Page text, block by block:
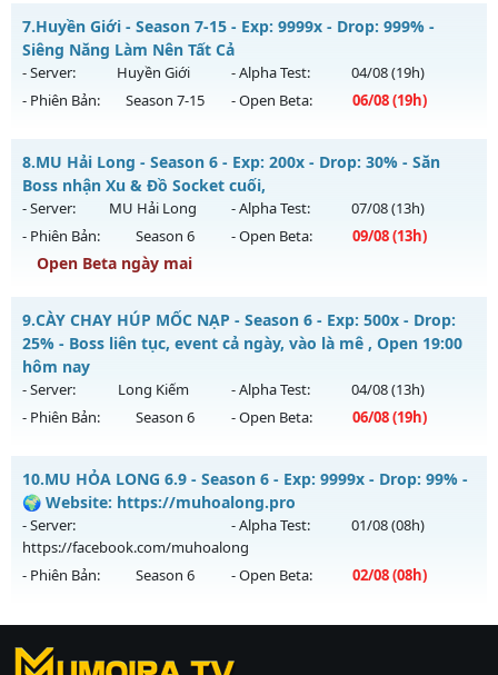
Thể loại: Mu Custom thêm đồ mới
Antihack: SPK
Mu Ss6.18Full Custom - Mu Dễ Chơi, Dễ Cày Quốc, Miễn Phí
Mu mới ra tháng 08 2026 - Mở máy chủ
ngày 06/08/2626
Exp: 9999x - Drop: 90%
Thể loại: Mu Custom thêm đồ mới
Antihack: Gold dragon
7.Huyền Giới - Season 7-15 - Exp: 9999x - Drop: 999% -
Siêng Năng Làm Nên Tất Cả
- Server: Huyền Giới - Alpha Test: 04/08(19h)
- Phiên Bản:
Season 7-15 - Open Beta: 06/08(19h)
Huyền Giới - Siêng Năng Làm Nên Tất Cả
Mu mới ra tháng 08 2026 - Mở máy chủ
ngày 06/08/2626
Exp: 9999x - Drop: 999%
Kiểu reset: Reset In Game
Thể loại: Mu Custom thêm đồ mới
Antihack: Anti
8.MU Hải Long - Season 6 - Exp: 200x - Drop: 30% - Săn
Boss nhận Xu & Đồ Socket cuối,
- Server: MU Hải Long - Alpha Test: 07/08(13h)
- Phiên Bản:
Season 6 - Open Beta: 09/08(13h)
Open Beta ngày mai
MU Hải Long - Săn Boss nhận Xu & Đồ Socket cuối,
Mu mới ra tháng 08 2026 - Mở máy chủMU Hải Long vào
13h ngày 09/08/2626
Exp: 200x - Drop: 30%
Thể loại: Mu Nguyên bản Webzen
Antihack: VietGuard
9.CÀY CHAY HÚP MỐC NẠP - Season 6 - Exp: 500x - Drop:
25% - Boss liên tục, event cả ngày, vào là mê , Open 19:00
hôm nay
- Server: Long Kiếm - Alpha Test: 04/08(13h)
- Phiên Bản:
Season 6 - Open Beta: 06/08(19h)
CÀY CHAY HÚP MỐC NẠP - Boss liên tục, event cả ngày, vào
là mê , Open 19:00 hôm nay
Mu mới ra tháng 08 2026 - Mở máy chủ
Long Kiếmvào 19h
ngày 06/08/2626
Exp: 500x - Drop: 25%
Thể loại: Mu Nguyên bản Webzen
10.MU HỎA LONG 6.9 - Season 6 - Exp: 9999x - Drop: 99% -
🌍 Website: https://muhoalong.pro
- Server:
https://facebook.com/muhoalong
- Alpha Test: 01/08(08h)
- Phiên Bản: Season 6 - Open Beta: 02/08(08h)
MU HỎA LONG 6.9 - 🌍 Website: https://muhoalong.pro
Mu mới ra tháng 08 2026 - Mở máy chủ
https://ktdb.net/ |789club